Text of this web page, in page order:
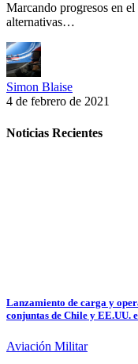
Marcando progresos en
alternativas…
Simon Blaise
4 de febrero de 2021
Noticias Recientes
Lanzamiento de carga y
conjuntas de Chile y EE.UU.
Aviación Militar